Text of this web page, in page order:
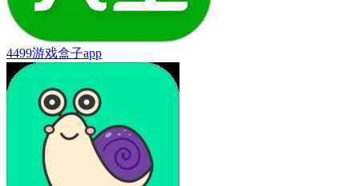
4499游戏盒子app